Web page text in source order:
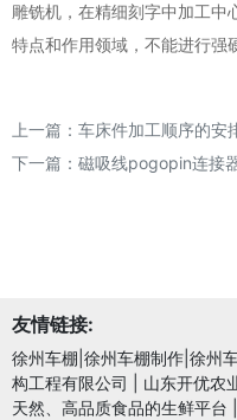
雕铣机，在精细刻字中加工中
特点和作用领域，不能进行强
上一篇： 车床件加工顺序的安
下一篇： 磁吸线pogopin连接
友情链接:
徐州车棚|徐州车棚制作|徐州
构工程有限公司
山东开优农
天然、高品质食品的生鲜平台